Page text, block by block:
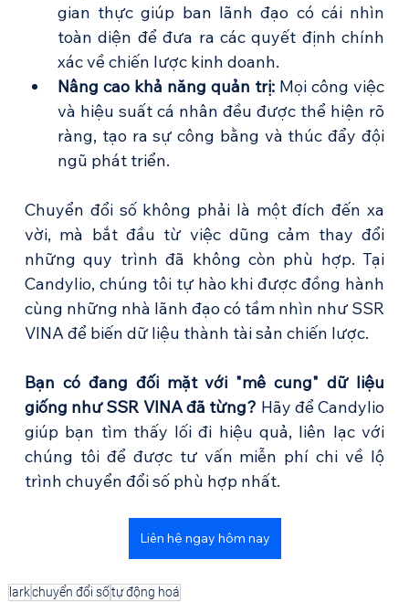
gian thực giúp ban lãnh đạo có cái nhìn
toàn diện để đưa ra các quyết định chính
xác về chiến lược kinh doanh.
Nâng cao khả năng quản trị: Mọi công việc
và hiệu suất cá nhân đều được thể hiện rõ
ràng, tạo ra sự công bằng và thúc đẩy đội
ngũ phát triển.
Chuyển đổi số không phải là một đích đến xa
vời, mà bắt đầu từ việc dũng cảm thay đổi
những quy trình đã không còn phù hợp. Tại
Candylio, chúng tôi tự hào khi được đồng hành
cùng những nhà lãnh đạo có tầm nhìn như SSR
VINA để biến dữ liệu thành tài sản chiến lược.
Bạn có đang đối mặt với "mê cung" dữ liệu
giống như SSR VINA đã từng? Hãy để Candylio
giúp bạn tìm thấy lối đi hiệu quả, liên lạc với
chúng tôi để được tư vấn miễn phí chi về lộ
trình chuyển đổi số phù hợp nhất.
Liên hệ ngay hôm nay
larkchuyển đổi sốtự động hoá